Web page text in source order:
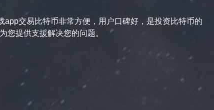
交易比特币非常方便，用户口碑好，是投资比特币的
您提供支援解决您的问题。